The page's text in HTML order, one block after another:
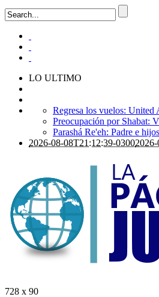
LO ULTIMO
Regresa los vuelos:
Preocupación por Shabat:
Parashá Re'eh: Padre e hijos
2026-08-08T21:12:39-0300
728 x 90